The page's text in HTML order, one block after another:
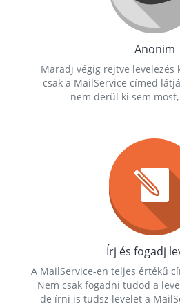
Anonim
Maradj végig rejtve levelezés
csak a MailService címed
nem derül ki sem
Írj és fogadj
A MailService-en teljes értékű
Nem csak fogadni tudod a
de írni is tudsz levelet a